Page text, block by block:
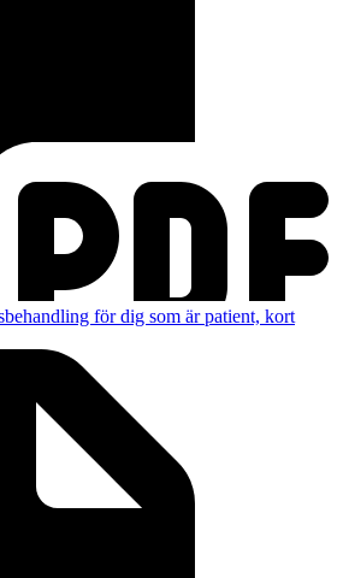
för dig som är patient, kort